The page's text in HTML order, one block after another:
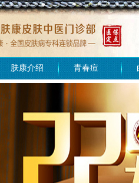
肤康介绍 青春痘